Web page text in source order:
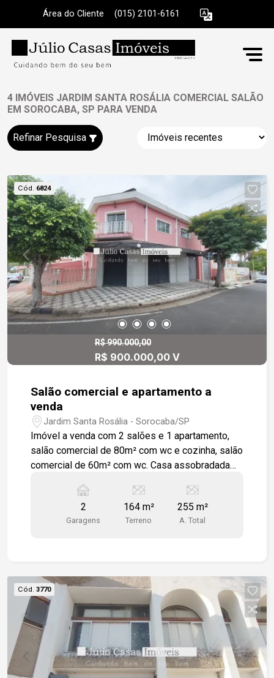
Área do Cliente (015) 2101-6161
4 IMÓVEIS JARDIM SANTA ROSÁLIA COMERCIAL SALÃO
EM SOROCABA, SP PARA VENDA
Refinar Pesquisa
Cód. 6824
R$ 990.000,00
R$ 900.000,00 V
Salão comercial e apartamento a
venda
Jardim Santa Rosália - Sorocaba/SP
Imóvel a venda com 2 salões e 1 apartamento,
salão comercial de 80m² com wc e cozinha, salão
comercial de 60m² com wc. Casa assobradada
ambientes , cozinha e área de serviço. 2 quartos
1 sendo suíte e wc social. corredor lateral , frente
com pequeno quintal e escada para acesso a
2
Garagens
164 m²
Terreno
255 m²
A. Total
Cód. 3770